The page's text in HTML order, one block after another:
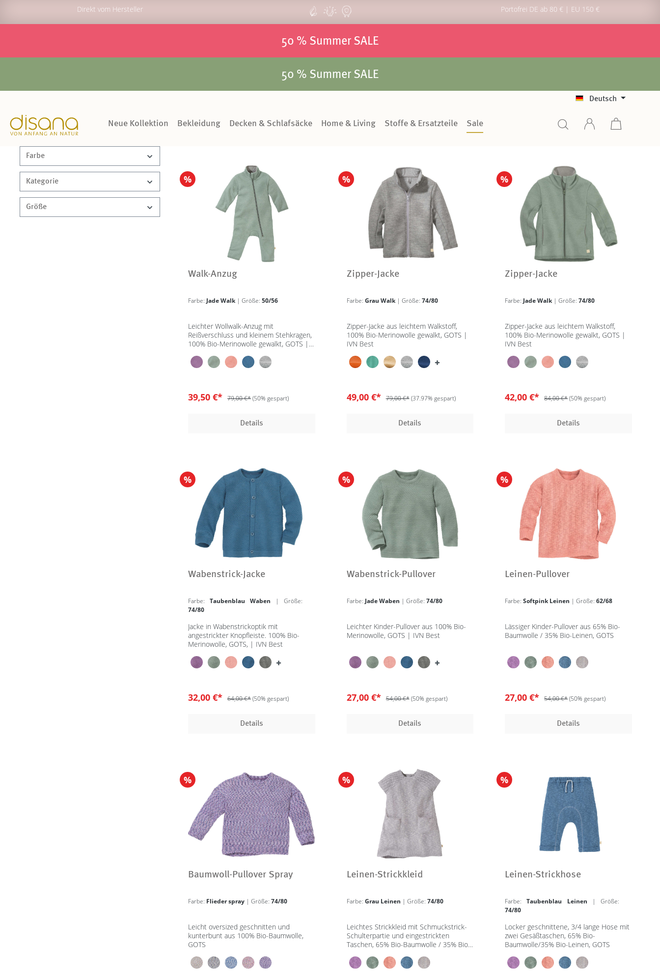
Direkt vom Hersteller Portofrei DE ab 80 € | EU 150 €
50 % Summer SALE
50 % Summer SALE
Deutsch
Neue Kollektion Bekleidung Decken & Schlafsäcke Home & Living Stoffe & Ersatzteile Sale
Farbe
Kategorie
Größe
%
Walk-Anzug
Farbe: Jade Walk | Größe: 50/56
Leichter Wollwalk-Anzug mit
Reißverschluss und kleinem Stehkragen,
100% Bio-Merinowolle gewalkt, GOTS |
39,50 €* 79,00 €*(50% gespart)
Details
%
Zipper-Jacke
Farbe: Grau Walk | Größe: 74/80
Zipper-Jacke aus leichtem Walkstoff,
100% Bio-Merinowolle gewalkt, GOTS |
IVN Best
49,00 €* 79,00 €*(37.97% gespart)
Details
%
Zipper-Jacke
Farbe: Jade Walk | Größe:74/80
Zipper-Jacke aus leichtem Walkstoff,
100% Bio-Merinowolle gewalkt, GOTS |
IVN Best
42,00 €* 84,00 €*(50% gespart)
Details
%
Wabenstrick-Jacke
Farbe: Taubenblau Waben
| Größe:
74/80
Jacke in Wabenstrickoptik mit
angestrickter Knopfleiste. 100% Bio-
Merinowolle, GOTS, | IVN Best
32,00 €* 64,00 €*(50% gespart)
Details
%
Wabenstrick-Pullover
Farbe: Jade Waben | Größe: 74/80
Leichter Kinder-Pullover aus 100% Bio-
Merinowolle, GOTS | IVN Best
27,00 €* 54,00 €*(50% gespart)
Details
%
Leinen-Pullover
Farbe:Softpink Leinen | Größe:62/68
Lässiger Kinder-Pullover aus 65% Bio-
Baumwolle / 35% Bio-Leinen, GOTS
27,00 €* 54,00 €*(50% gespart)
Details
%
Baumwoll-Pullover Spray
Farbe: Flieder spray | Größe: 74/80
Leicht oversized geschnitten und
kunterbunt aus 100% Bio-Baumwolle,
GOTS
%
Leinen-Strickkleid
Farbe: Grau Leinen | Größe: 74/80
Leichtes Strickkleid mit Schmuckstrick-
Schulterpartie und eingestrickten
Taschen, 65% Bio-Baumwolle / 35% Bio-
%
Leinen-Strickhose
Farbe:Taubenblau Leinen
| Größe:
74/80
Locker geschnittene, 3/4 lange Hose mit
zwei Gesäßtaschen, 65% Bio-
Baumwolle/35% Bio-Leinen, GOTS